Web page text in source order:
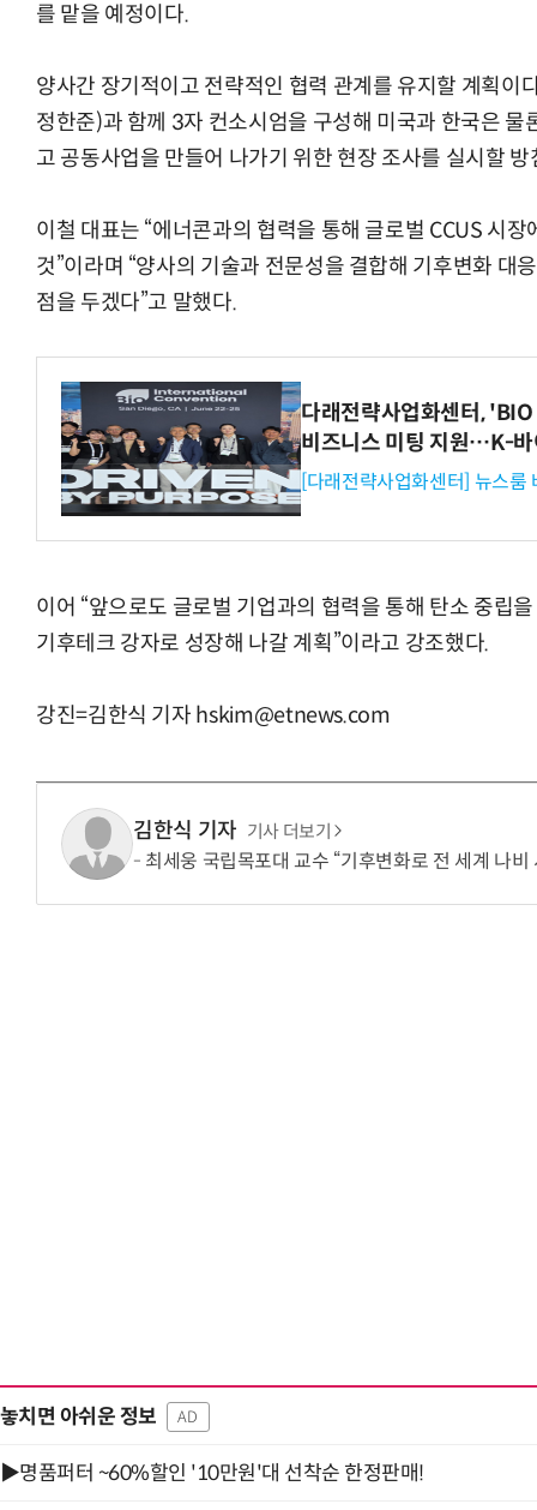
를 맡을 예정이다.
양사간 장기적이고 전략적인 협력 관계를 유지할 계획이
정한준)과 함께 3자 컨소시엄을 구성해 미국과 한국은
고 공동사업을 만들어 나가기 위한 현장 조사를 실시할 방
이철 대표는 “에너콘과의 협력을 통해 글로벌 CCUS 시
것”이라며 “양사의 기술과 전문성을 결합해 기후변화 대
점을 두겠다”고 말했다.
다래전략사업화센터,
비즈니스 미팅 지원…K-바
[다래전략사업화센터] 뉴스룸
이어 “앞으로도 글로벌 기업과의 협력을 통해 탄소 중립
기후테크 강자로 성장해 나갈 계획”이라고 강조했다.
강진=김한식 기자 hskim@etnews.com
김한식 기자 기사 더보기
최세웅 국립목포대 교수 “기후변화로 전 세계 나
놓치면 아쉬운 정보 AD
▶명품퍼터 ~60%할인 '10만원'대 선착순 한정판매!